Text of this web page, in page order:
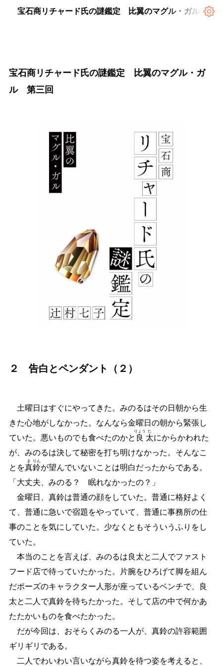
宝石商リチャード氏の謎鑑定 比翼のマグル・ガル 第
宝石商リチャード氏の謎鑑定 比翼のマグル・ガ
ル 第三回
２ 告白とペンダント（２）
土曜日はすぐにやってきた。みのるはその日朝から生
きた心地がしなかった。なんなら金曜日の朝から緊張し
ていた。悪いものでも食べたのかと 良
りょう
太
た
にからかわれた
が、みのるは決して秘密を打ち明けなかった。そんなこ
とを真
ま
鈴
りん
が望んでいないことは明白だったからである。
「大丈夫、みのる？ 眠れなかったの？」
金曜日、真鈴は普通の顔をしていた。普通に格好よく
て、普通に急いで宿題をやっていて、普通に事務所の仕
事のことを気にしていた。少なくともそういうふりをし
ていた。
本当のことを言えば、みのるは良太と二人でファスト
フード店で待っていたかった。片腕をひろげて脚を組ん
だポーズのキャラクター人形が座っているベンチで、良
太と二人で真鈴を待ちたかった。そして店の中で何かあ
たたかいものを食べたかった。
だが今回は、おそらくみのる一人が、真鈴の許容範囲
ギリギリである。
二人でわいわい言いながら真鈴を待つ姿を考えると、